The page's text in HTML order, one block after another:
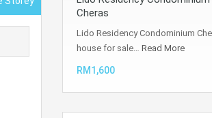
Cheras
Lido Residency Condominium
house for sale… Read More
RM1,600